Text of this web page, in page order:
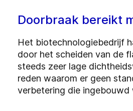
Doorbraak bereikt
Het biotechnologiebedrijf
door het scheiden van de
steeds zeer lage
reden waarom er geen
verbetering die